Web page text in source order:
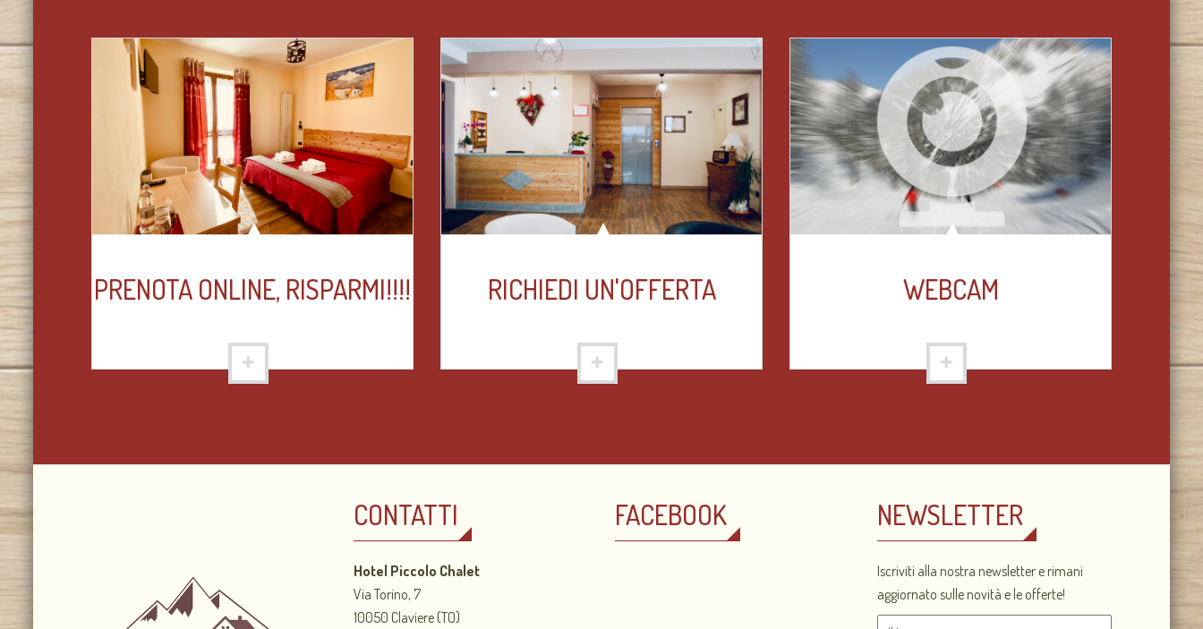
PRENOTA ONLINE, RISPARMI!!!! RICHIEDI UN'OFFERTA WEBCAM
CONTATTI
Hotel Piccolo Chalet
Via Torino, 7
10050 Claviere (TO)
FACEBOOK NEWSLETTER
Iscriviti alla nostra newsletter e rimani
aggiornato sulle novità e le offerte!